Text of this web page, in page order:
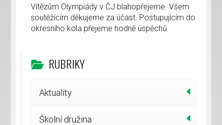
Vítězům Olympiády v ČJ blahopřejeme. Všem
soutěžícím děkujeme za účast. Postupujícím do
okresního kola přejeme hodně úspěchů.
RUBRIKY
Aktuality
Školní družina